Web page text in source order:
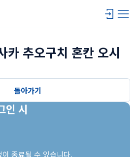
카 추오구치 혼칸 오시
돌아가기
인 시
종료될 수 있습니다.